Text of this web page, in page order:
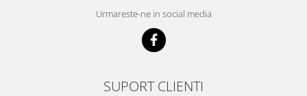
Urmareste-ne in social media
SUPORT CLIENTI